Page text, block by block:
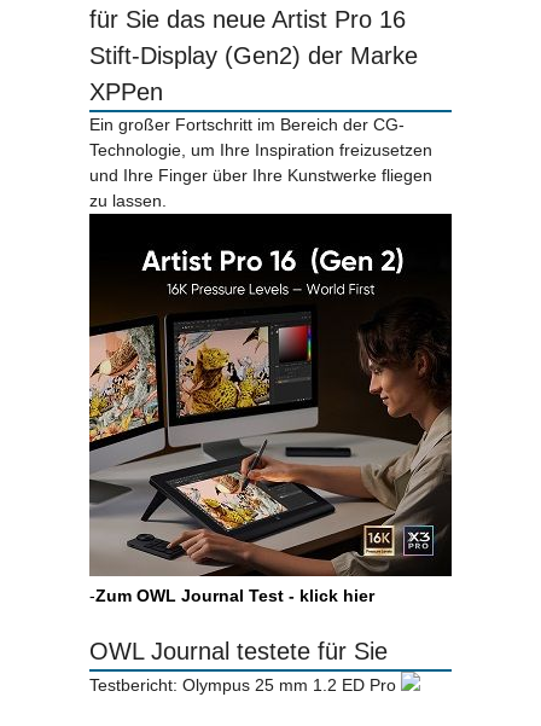
für Sie das neue Artist Pro 16
Stift-Display (Gen2) der Marke
XPPen
Ein großer Fortschritt im Bereich der CG-
Technologie, um Ihre Inspiration freizusetzen
und Ihre Finger über Ihre Kunstwerke fliegen
zu lassen.
-Zum OWL Journal Test - klick hier
OWL Journal testete für Sie
Testbericht: Olympus 25 mm 1.2 ED Pro